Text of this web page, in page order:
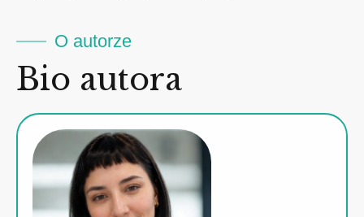
O autorze
Bio autora